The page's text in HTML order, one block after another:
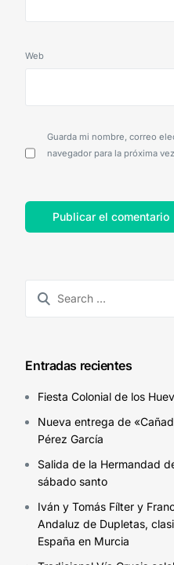
Web
Guarda mi nombre, correo
navegador para la próxima
Entradas recientes
Fiesta Colonial de los
Nueva entrega de
Pérez García
Salida de la Hermandad
sábado santo
Iván y Tomás Fílter y
Andaluz de Dupletas,
España en Murcia